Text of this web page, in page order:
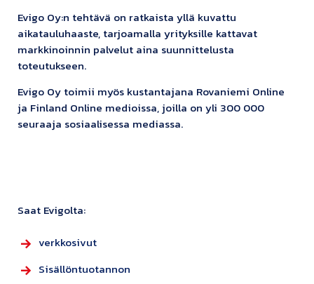
Evigo Oy:n tehtävä on ratkaista yllä kuvattu
aikatauluhaaste, tarjoamalla yrityksille kattavat
markkinoinnin palvelut aina suunnittelusta
toteutukseen.
Evigo Oy toimii myös kustantajana Rovaniemi Online
ja Finland Online medioissa, joilla on yli 300 000
seuraaja sosiaalisessa mediassa.
Saat Evigolta:
verkkosivut
Sisällöntuotannon